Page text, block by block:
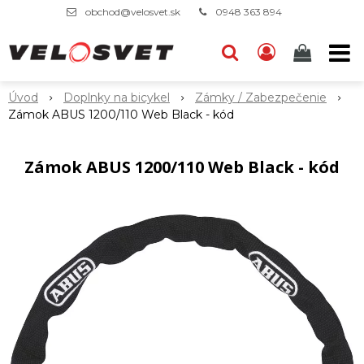
obchod@velosvet.sk 0948 363 894
Úvod Doplnky na bicykel
Zámky / Zabezpečenie
Zámok ABUS 1200/110 Web Black - kód
Zámok ABUS 1200/110 Web Black - kód